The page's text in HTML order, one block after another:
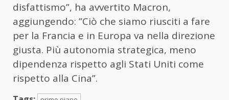
disfattismo”, ha avvertito Macron,
aggiungendo: ”Ciò che siamo riusciti a fare
per la Francia e in Europa va nella direzione
giusta. Più autonomia strategica, meno
dipendenza rispetto agli Stati Uniti come
rispetto alla Cina”.